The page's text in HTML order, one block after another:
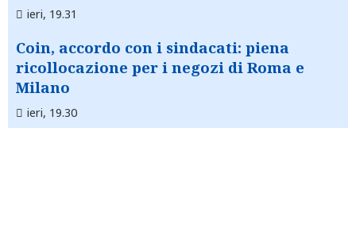
ieri, 19.31
Coin, accordo con i sindacati: piena
ricollocazione per i negozi di Roma e
Milano
ieri, 19.30